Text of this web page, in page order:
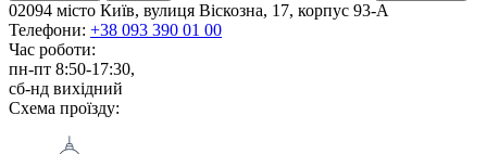
02094 місто Київ, вулиця Віскозна, 17, корпус 93-А
Телефони: +38 093 390 01 00
Час роботи:
пн-пт 8:50-17:30,
сб-нд вихідний
Схема проїзду: